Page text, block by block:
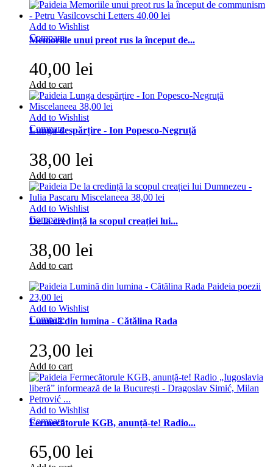
Add to Wishlist
Compare
Memoriile unui preot rus la început de...
40,00 lei
Add to cart
Add to Wishlist
Compare
Lunga despărțire - Ion Popesco-Negruță
38,00 lei
Add to cart
Add to Wishlist
Compare
De la credință la scopul creației lui...
38,00 lei
Add to cart
Add to Wishlist
Compare
Lumină din lumina - Cătălina Rada
23,00 lei
Add to cart
Add to Wishlist
Compare
Fermecătorule KGB, anunță-te! Radio...
65,00 lei